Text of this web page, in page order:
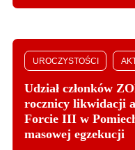
UROCZYSTOŚCI
Udział członków
rocznicy likwidacji
Forcie III w
masowej egzekucji